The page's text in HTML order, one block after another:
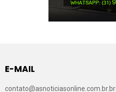
E-MAIL
contato@asnoticiasonline.com.br.br